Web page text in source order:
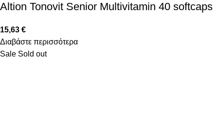
Altion Tonovit Senior Multivitamin 40 softcaps
15,63 €
Διαβάστε περισσότερα
Sale Sold out